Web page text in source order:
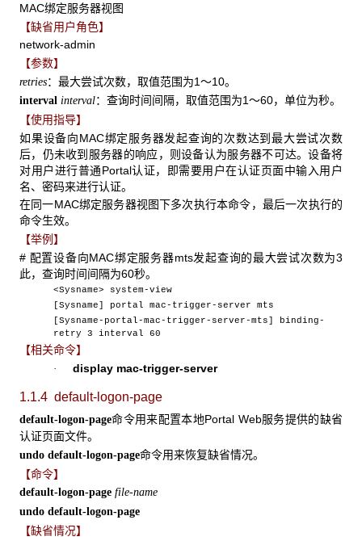
MAC绑定服务器视图
【缺省用户角色】
network-admin
【参数】
retries：最大尝试次数，取值范围为1～10。
interval interval：查询时间间隔，取值范围为1～60，单位为秒。
【使用指导】
如果设备向MAC绑定服务器发起查询的次数达到最大尝试次数
后，仍未收到服务器的响应，则设备认为服务器不可达。设备将
对用户进行普通Portal认证，即需要用户在认证页面中输入用户
名、密码来进行认证。
在同一MAC绑定服务器视图下多次执行本命令，最后一次执行的
命令生效。
【举例】
# 配置设备向MAC绑定服务器mts发起查询的最大尝试次数为3
此，查询时间间隔为60秒。
<Sysname> system-view
[Sysname] portal mac-trigger-server mts
[Sysname-portal-mac-trigger-server-mts] binding-
retry 3 interval 60
【相关命令】
· display mac-trigger-server
1.1.4 default-logon-page
default-logon-page命令用来配置本地Portal Web服务提供的缺省
认证页面文件。
undo default-logon-page命令用来恢复缺省情况。
【命令】
default-logon-page file-name
undo default-logon-page
【缺省情况】